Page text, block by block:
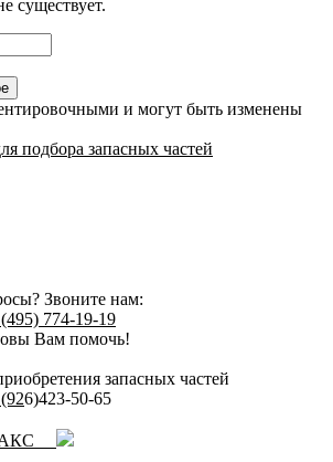
существует.
и могут быть изменены
подбора запасных частей
Звоните нам:
774-19-19
Вам помочь!
запасных частей
6)423-50-65